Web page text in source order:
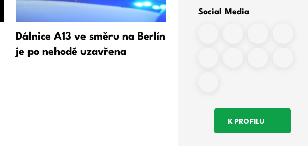
Dálnice A13 ve směru na Berlín
je po nehodě uzavřena
Social Media
K PROFILU